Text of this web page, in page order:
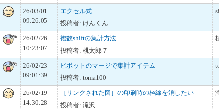
26/03/01
09:26:05
エクセル式
投稿者: けんくん
26/02/26
10:23:07
複数shiftの集計方法
投稿者: 桃太郎７
26/02/23
09:01:39
ピボットのマージで集計アイテム
投稿者: toma100
26/02/19
14:30:28
［リンクされた図］の印刷時の枠線を消したい
投稿者: 滝沢